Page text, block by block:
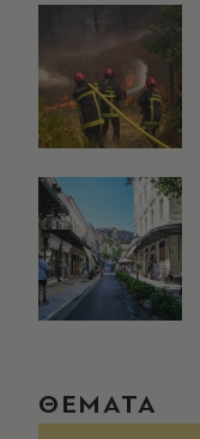
ΘΕΜΑΤΑ